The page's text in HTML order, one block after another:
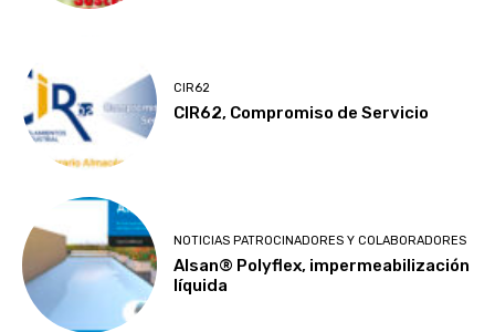
CIR62
CIR62, Compromiso de Servicio
NOTICIAS PATROCINADORES Y COLABORADORES
Alsan® Polyflex, impermeabilización
líquida